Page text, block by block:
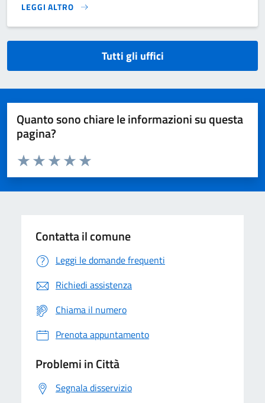
LEGGI ALTRO
}
Tutti gli uffici
Quanto sono chiare le informazioni su questa
pagina?
Domanda
Valuta da 1 a 5 stelle la pagina
Valuta 5 stelle su 5
Valuta 4 stelle su 5
Valuta 3 stelle su 5
Valuta 2 stelle su 5
Valuta 1 stelle su 5
Contatta il comune
Leggi le domande frequenti
Richiedi assistenza
Chiama il numero
Prenota appuntamento
Problemi in Città
Segnala disservizio